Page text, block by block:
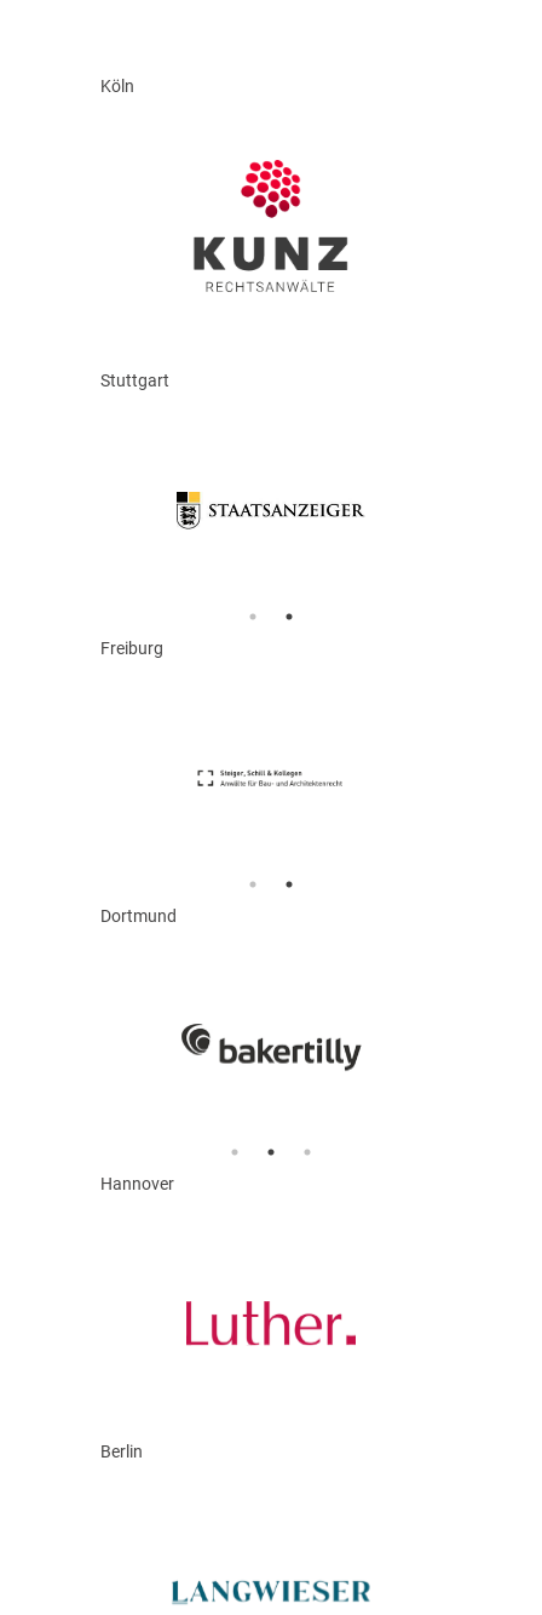
Köln
Stuttgart
Freiburg
Dortmund
Hannover
Berlin